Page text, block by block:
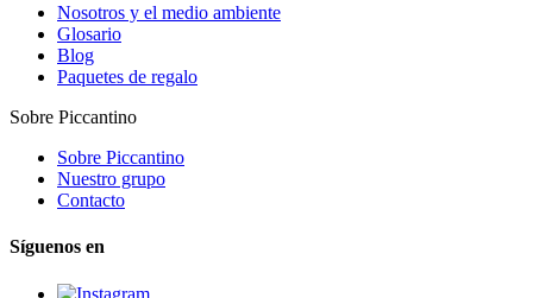
Nosotros y el medio ambiente
Glosario
Blog
Paquetes de regalo
Sobre Piccantino
Sobre Piccantino
Nuestro grupo
Contacto
Síguenos en